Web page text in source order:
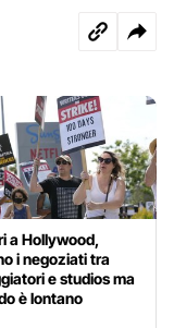
a Hollywood,
i negoziati tra
e studios ma
è lontano